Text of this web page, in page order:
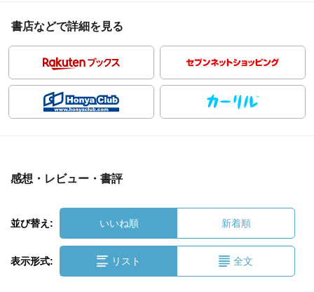
書店などで詳細を見る
感想・レビュー・書評
並び替え: いいね順 新着順
表示形式: リスト 全文